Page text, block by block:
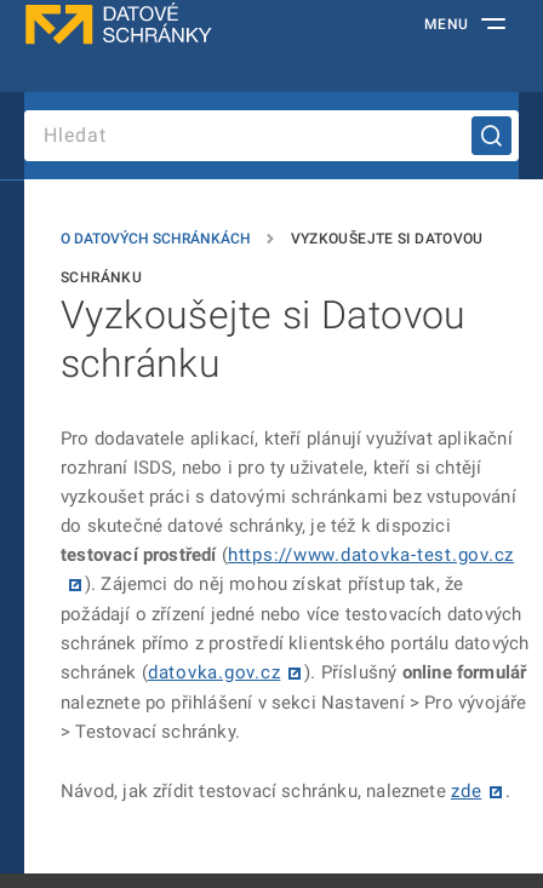
MENU
O DATOVÝCH SCHRÁNKÁCH VYZKOUŠEJTE SI DATOVOU
SCHRÁNKU
Vyzkoušejte si Datovou
schránku
Pro dodavatele aplikací, kteří plánují využívat aplikační
rozhraní ISDS, nebo i pro ty uživatele, kteří si chtějí
vyzkoušet práci s datovými schránkami bez vstupování
do skutečné datové schránky, je též k dispozici
testovací prostředí(https://www.datovka-test.gov.cz
). Zájemci do něj mohou získat přístup tak, že
požádají o zřízení jedné nebo více testovacích datových
schránek přímo z prostředí klientského portálu datových
schránek (datovka.gov.cz ). Příslušný online formulář
naleznete po přihlášení v sekci Nastavení > Pro vývojáře
> Testovací schránky.
Návod, jak zřídit testovací schránku, naleznete zde .